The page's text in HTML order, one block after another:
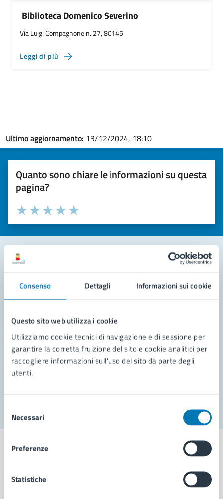
Consenso Dettagli Informazioni sui cookie
Questo sito web utilizza i cookie
Utilizziamo cookie tecnici di navigazione e di sessione per
garantire la corretta fruizione del sito e cookie analitici per
raccogliere informazioni sull'uso del sito da parte degli
utenti.
delNecessari
Preferenze
Statistiche
Biblioteca Domenico Severino
Via Luigi Compagnone n. 27, 80145
Leggi di più
Ultimo aggiornamento: 13/12/2024, 18:10
Quanto sono chiare le informazioni su questa
pagina?
Valuta la chiarezza delle informazioni (da 1 a 5 stelle)
Seleziona il numero di stelle per valutare la chiarezza delle
Valuta 5 stelle su 5
Valuta 4 stelle su 5
Valuta 3 stelle su 5
Valuta 2 stelle su 5
Valuta 1 stelle su 5
Leggi le domande frequenti
Richiedi assistenza
Prenota appuntamento
Problemi in città
Comune di Napoli